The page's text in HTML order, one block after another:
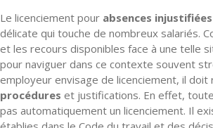
Le licenciement pour absences injustifiées
délicate qui touche de nombreux salariés.
et les recours disponibles face à une telle
pour naviguer dans ce contexte souvent
employeur envisage de licenciement, il
procédures et justifications. En effet,
pas automatiquement un licenciement. Il